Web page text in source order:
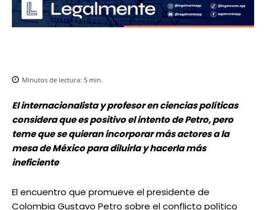
Minutos de lectura: 5 min.
El internacionalista y profesor en ciencias políticas
considera que es positivo el intento de Petro, pero
teme que se quieran incorporar más actores a la
mesa de México para diluirla y hacerla más
ineficiente
El encuentro que promueve el presidente de
Colombia Gustavo Petro sobre el conflicto político